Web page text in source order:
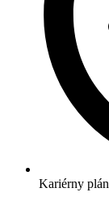
Kariérny plán